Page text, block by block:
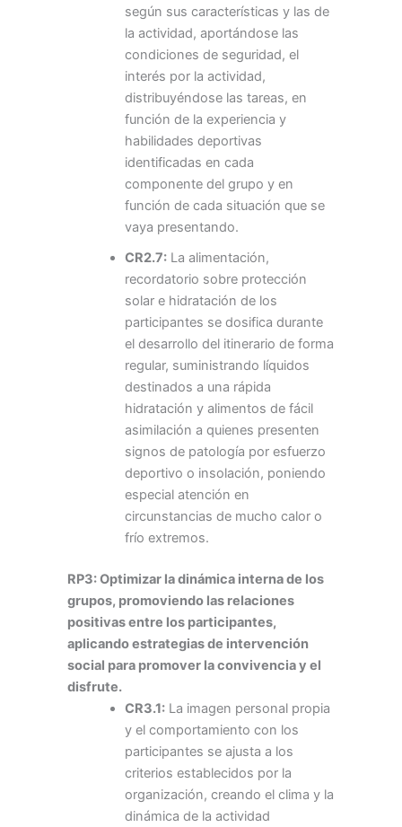
según sus características y las de
la actividad, aportándose las
condiciones de seguridad, el
interés por la actividad,
distribuyéndose las tareas, en
función de la experiencia y
habilidades deportivas
identificadas en cada
componente del grupo y en
función de cada situación que se
vaya presentando.
CR2.7:La alimentación,
recordatorio sobre protección
solar e hidratación de los
participantes se dosifica durante
el desarrollo del itinerario de forma
regular, suministrando líquidos
destinados a una rápida
hidratación y alimentos de fácil
asimilación a quienes presenten
signos de patología por esfuerzo
deportivo o insolación, poniendo
especial atención en
circunstancias de mucho calor o
frío extremos.
RP3: Optimizar la dinámica interna de los
grupos, promoviendo las relaciones
positivas entre los participantes,
aplicando estrategias de intervención
social para promover la convivencia y el
disfrute.
CR3.1:La imagen personal propia
y el comportamiento con los
participantes se ajusta a los
criterios establecidos por la
organización, creando el clima y la
dinámica de la actividad